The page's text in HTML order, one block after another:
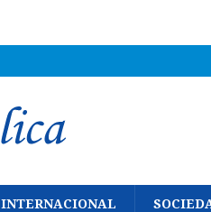
INTERNACIONAL